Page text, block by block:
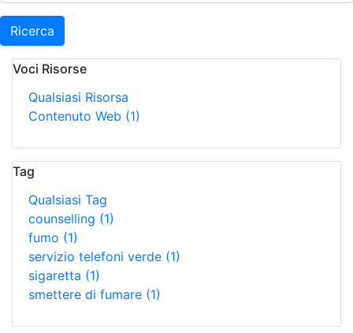
Ricerca
Voci Risorse
Qualsiasi Risorsa
Contenuto Web (1)
Tag
Qualsiasi Tag
counselling (1)
fumo (1)
servizio telefoni verde (1)
sigaretta (1)
smettere di fumare (1)